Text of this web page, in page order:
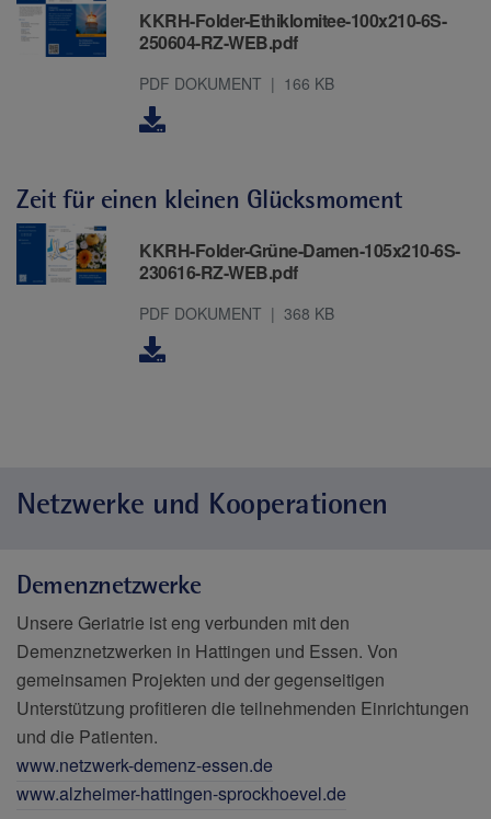
Downloads
KKRH-Folder-Ethiklomitee-100x210-6S-
250604-RZ-WEB.pdf
PDF DOKUMENT 166 KB
Zeit für einen kleinen Glücksmoment
Downloads
KKRH-Folder-Grüne-Damen-105x210-6S-
230616-RZ-WEB.pdf
PDF DOKUMENT 368 KB
Netzwerke und Kooperationen
Demenznetzwerke
Unsere Geriatrie ist eng verbunden mit den
Demenznetzwerken in Hattingen und Essen. Von
gemeinsamen Projekten und der gegenseitigen
Unterstützung profitieren die teilnehmenden Einrichtungen
und die Patienten.
www.netzwerk-demenz-essen.de
www.alzheimer-hattingen-sprockhoevel.de